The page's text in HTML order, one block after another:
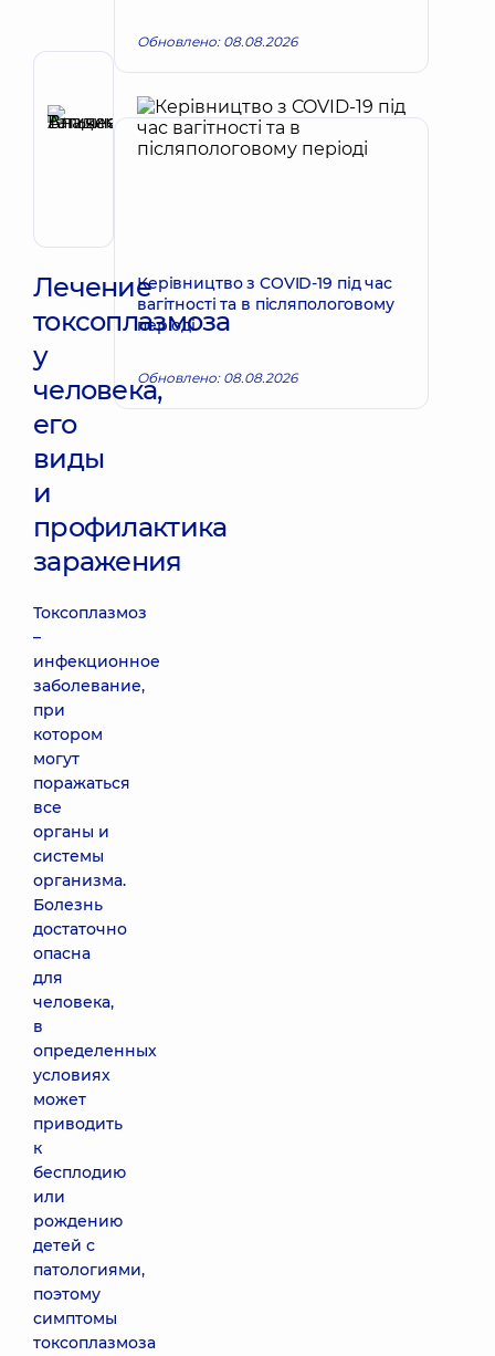
Аникеева
Татьяна
Запись к врачу
Лечение
токсоплазмоза
у
человека,
его
виды
и
профилактика
заражения
Токсоплазмоз
–
инфекционное
заболевание,
при
котором
могут
поражаться
все
органы и
системы
организма.
Болезнь
достаточно
опасна
для
человека,
в
определенных
условиях
может
приводить
к
бесплодию
или
рождению
детей с
патологиями,
поэтому
симптомы
токсоплазмоза
Обновлено: 08.08.2026
Керівництво з COVID-19 під час
вагітності та в післяпологовому
періоді
Обновлено: 08.08.2026